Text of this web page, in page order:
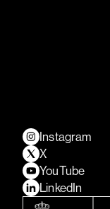
Instagram
X
YouTube
LinkedIn